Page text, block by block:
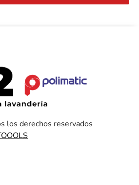
los derechos reservados